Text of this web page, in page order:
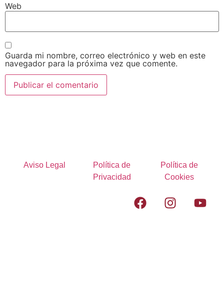
Web
Guarda mi nombre, correo electrónico y web en este
navegador para la próxima vez que comente.
Aviso Legal
Política de
Privacidad
Política de
Cookies